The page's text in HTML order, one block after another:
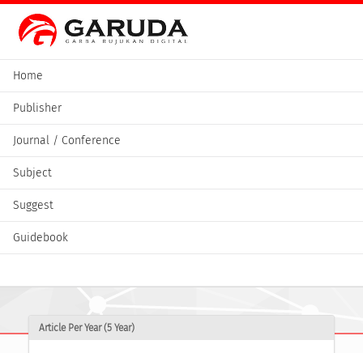
Home
Publisher
Journal / Conference
Subject
Suggest
Guidebook
Article Per Year (5 Year)